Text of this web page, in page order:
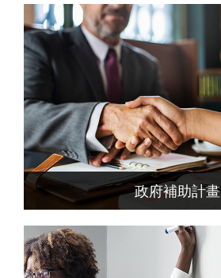
政府補助計畫